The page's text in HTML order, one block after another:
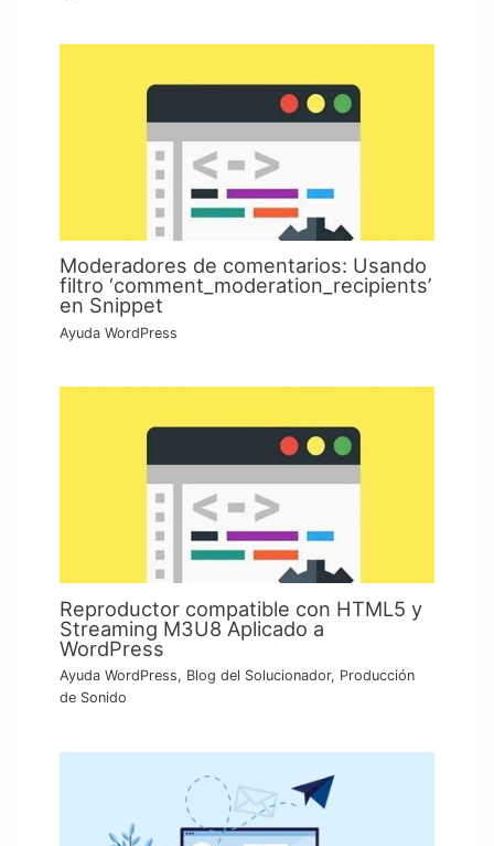
Moderadores de comentarios: Usando
filtro ‘comment_moderation_recipients’
en Snippet
Ayuda WordPress
Reproductor compatible con HTML5 y
Streaming M3U8 Aplicado a
WordPress
Ayuda WordPress, Blog del Solucionador, Producción
de Sonido